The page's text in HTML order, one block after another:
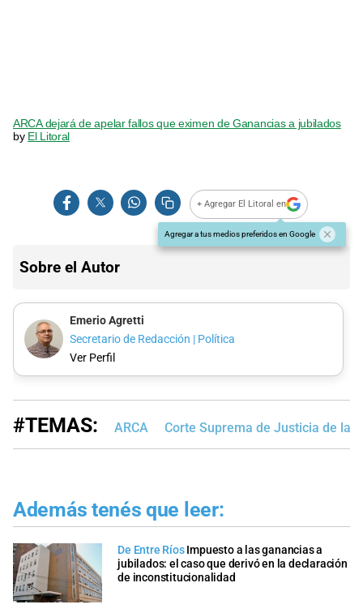
ARCA dejará de apelar fallos que eximen de Ganancias a jubilados
by El Litoral
+ Agregar El Litoral en
Agregar a tus medios preferidos en Google
Sobre el Autor
Emerio Agretti
Secretario de Redacción | Política
Ver Perfil
#TEMAS: ARCA Corte Suprema de Justicia de la
Además tenés que leer:
De Entre Ríos Impuesto a las ganancias a
jubilados: el caso que derivó en la declaración
de inconstitucionalidad